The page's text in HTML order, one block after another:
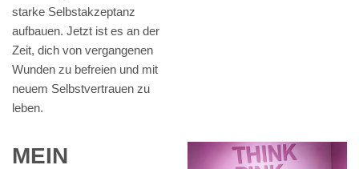
starke Selbstakzeptanz
aufbauen. Jetzt ist es an der
Zeit, dich von vergangenen
Wunden zu befreien und mit
neuem Selbstvertrauen zu
leben.
MEIN